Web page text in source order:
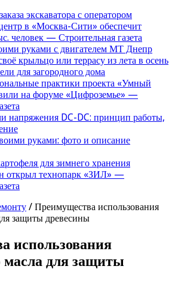
экскаватора с оператором
в «Москва-Сити» обеспечит
человек — Строительная газета
руками с двигателем МТ Днепр
крыльцо или террасу из лета в осень
для загородного дома
практики проекта «Умный
на форуме «Цифроземье» —
напряжения DC-DC: принцип работы,
руками: фото и описание
для зимнего хранения
открыл технопарк «ЗИЛ» —
/ Преимущества использования
защиты древесины
использования
масла для защиты